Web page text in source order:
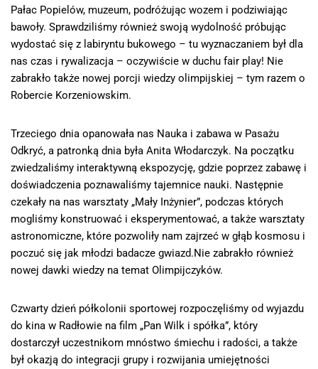
Pałac Popielów, muzeum, podróżując wozem i podziwiając
bawoły. Sprawdziliśmy również swoją wydolność próbując
wydostać się z labiryntu bukowego – tu wyznaczaniem był dla
nas czas i rywalizacja – oczywiście w duchu fair play! Nie
zabrakło także nowej porcji wiedzy olimpijskiej – tym razem o
Robercie Korzeniowskim.
Trzeciego dnia opanowała nas Nauka i zabawa w Pasażu
Odkryć, a patronką dnia była Anita Włodarczyk. Na początku
zwiedzaliśmy interaktywną ekspozycję, gdzie poprzez zabawę i
doświadczenia poznawaliśmy tajemnice nauki. Następnie
czekały na nas warsztaty „Mały Inżynier”, podczas których
mogliśmy konstruować i eksperymentować, a także warsztaty
astronomiczne, które pozwoliły nam zajrzeć w głąb kosmosu i
poczuć się jak młodzi badacze gwiazd.Nie zabrakło również
nowej dawki wiedzy na temat Olimpijczyków.
Czwarty dzień półkolonii sportowej rozpoczęliśmy od wyjazdu
do kina w Radłowie na film „Pan Wilk i spółka”, który
dostarczył uczestnikom mnóstwo śmiechu i radości, a także
był okazją do integracji grupy i rozwijania umiejętności